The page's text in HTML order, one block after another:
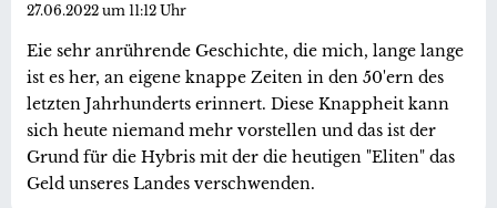
27.06.2022 um 11:12 Uhr
Eie sehr anrührende Geschichte, die mich, lange lange
ist es her, an eigene knappe Zeiten in den 50'ern des
letzten Jahrhunderts erinnert. Diese Knappheit kann
sich heute niemand mehr vorstellen und das ist der
Grund für die Hybris mit der die heutigen "Eliten" das
Geld unseres Landes verschwenden.